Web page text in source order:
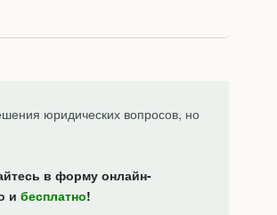
юридических вопросов, но
в форму онлайн-
и бесплатно!